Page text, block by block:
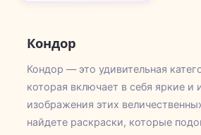
Кондор
Кондор — это удивительная
которая включает в себя яркие и
изображения этих
найдете раскраски, которые